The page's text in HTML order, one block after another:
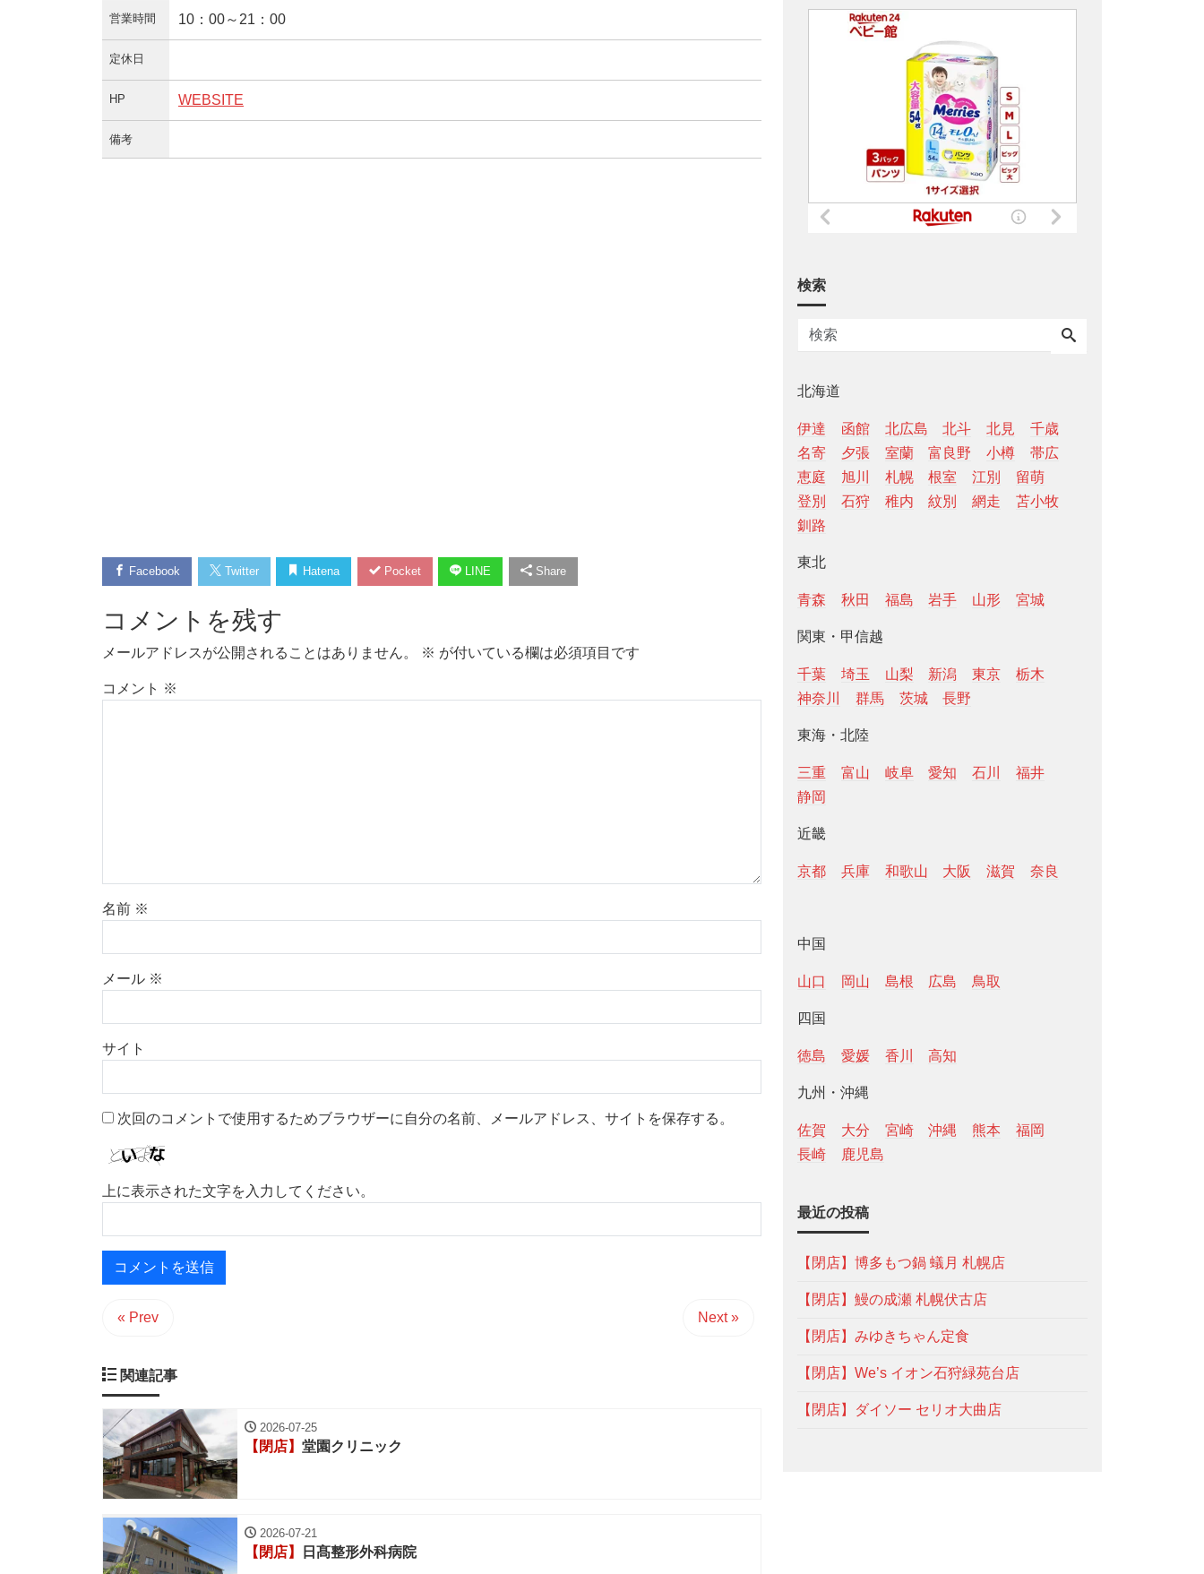
営業時間 10：00～21：00
定休日
HP WEBSITE
備考
Facebook Twitter Hatena Pocket LINE Share
コメントを残す
メールアドレスが公開されることはありません。 ※ が付いている欄は必須項目です
コメント ※
名前 ※
メール ※
サイト
次回のコメントで使用するためブラウザーに自分の名前、メールアドレス、サイトを保存する。
上に表示された文字を入力してください。
« Prev Next »
関連記事
2026-07-25
【閉店】 堂園クリニック
2026-07-21
【閉店】 日髙整形外科病院
検索
北海道
伊達 函館 北広島 北斗 北見
千歳
名寄
夕張 室蘭 富良野 小樽
帯広
恵庭
旭川 札幌 根室 江別
留萌
登別
石狩 稚内 紋別 網走
苫小牧
釧路
東北
青森 秋田 福島 岩手 山形 宮城
関東・甲信越
千葉 埼玉 山梨 新潟 東京
栃木
神奈川
群馬 茨城 長野
東海・北陸
三重 富山 岐阜 愛知 石川
福井
静岡
近畿
京都 兵庫 和歌山 大阪 滋賀 奈良
中国
山口 岡山 島根 広島 鳥取
四国
徳島 愛媛 香川 高知
九州・沖縄
佐賀 大分 宮崎 沖縄 熊本
福岡
長崎
鹿児島
最近の投稿
【閉店】博多もつ鍋 蟻月 札幌店
【閉店】鰻の成瀬 札幌伏古店
【閉店】みゆきちゃん定食
【閉店】We’s イオン石狩緑苑台店
【閉店】ダイソー セリオ大曲店